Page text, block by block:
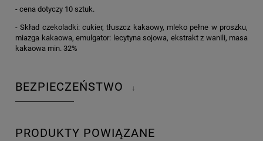
- cena dotyczy 10 sztuk.
- Skład czekoladki: cukier, tłuszcz kakaowy, mleko pełne w proszku,
miazga kakaowa, emulgator: lecytyna sojowa, ekstrakt z wanili, masa
kakaowa min. 32%
BEZPIECZEŃSTWO ↓
PRODUKTY POWIĄZANE